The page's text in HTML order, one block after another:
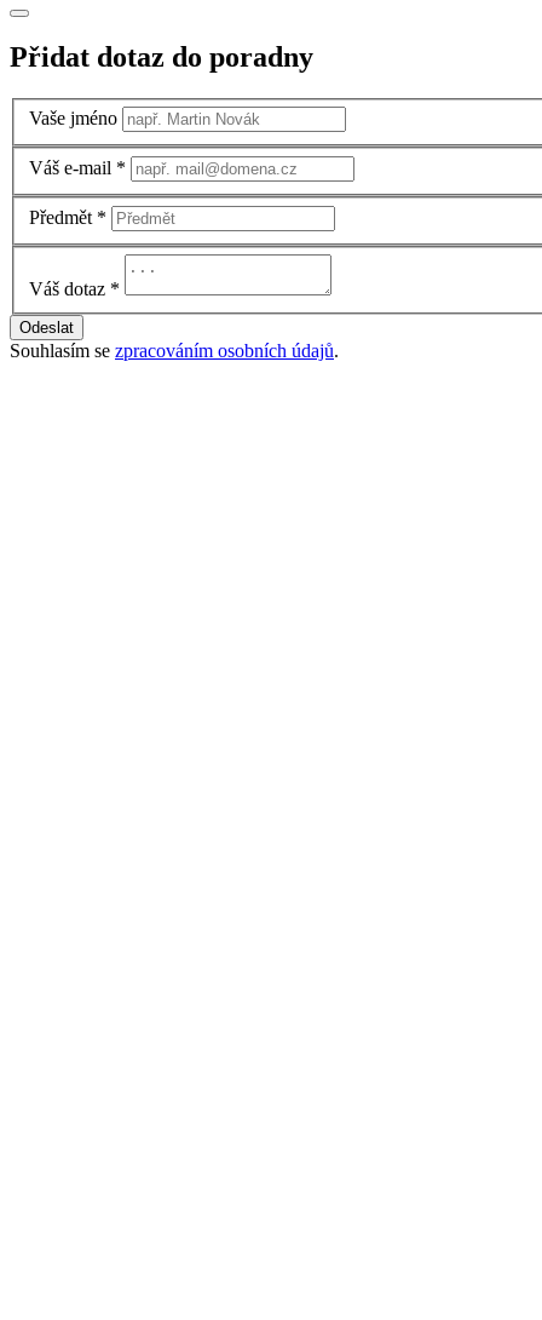
Přidat dotaz do poradny
Vaše jméno
Váš e-mail *
Předmět *
Váš dotaz *
Odeslat
Souhlasím se zpracováním osobních údajů.